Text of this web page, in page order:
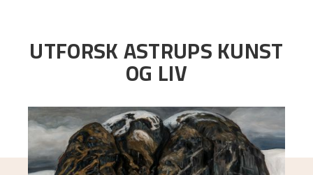
UTFORSK ASTRUPS KUNST
OG LIV